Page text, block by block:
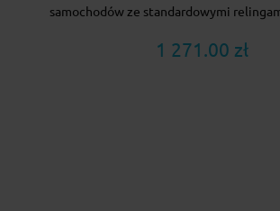
samochodów ze standardowymi
1 271.00 zł